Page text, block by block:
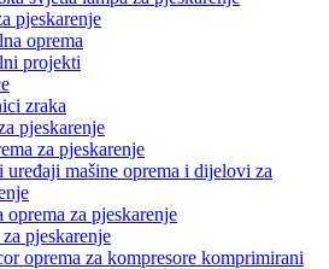
pjeskarenje
oprema
projekti
zraka
pjeskarenje
za pjeskarenje
mašine oprema i dijelovi za
oprema za pjeskarenje
pjeskarenje
oprema za kompresore komprimirani